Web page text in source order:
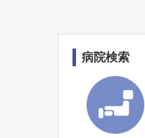
病院検索